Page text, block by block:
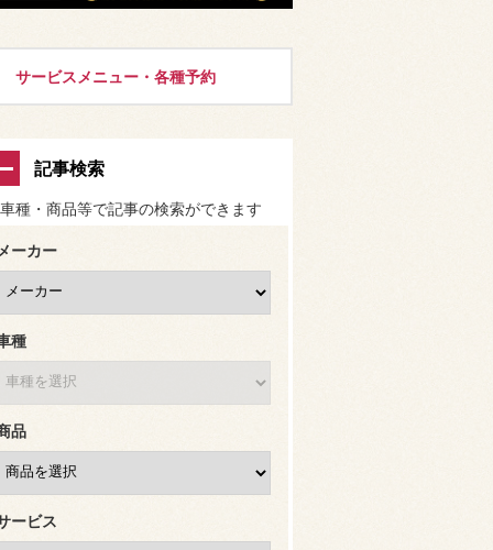
サービスメニュー・各種予約
記事検索
種・商品等で記事の検索ができます
ーカー
種
品
ービス